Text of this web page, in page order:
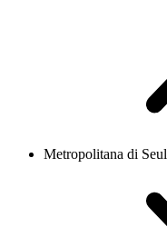
Metropolitana di Seul